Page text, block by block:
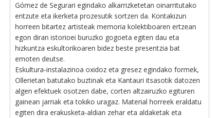
Gómez de Segurari egindako alkarrizketetan oinarritutako
entzute eta ikerketa prozesutik sortzen da. Kontakizun
horreen bitartez artisteak memoria kolektiboaren ertzean
egon diran istorioei buruzko gogoeta egiten dau eta
hizkuntza eskultorikoaren bidez beste presentzia bat
emoten deutse.
Eskultura-instalazinoa oxidoz eta gresez egindako formek,
Ollerietan batutako buztinak eta Kantauri itsasotik datozen
algen efektuek osotzen dabe, corten altzairuzko egituren
gainean jarriak eta tokiko uragaz. Material horreek eraldatu
egiten dira erakusketa-aldian zehar eta aldaketak eta